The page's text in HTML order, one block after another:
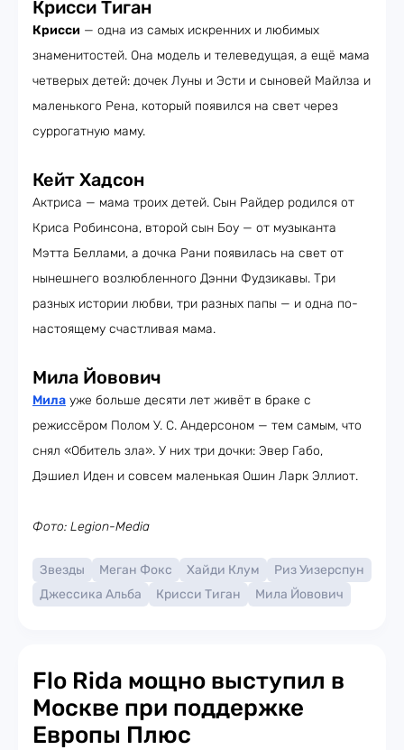
Крисси Тиган
Крисси — одна из самых искренних и любимых
знаменитостей. Она модель и телеведущая, а ещё мама
четверых детей: дочек Луны и Эсти и сыновей Майлза и
маленького Рена, который появился на свет через
суррогатную маму.
Кейт Хадсон
Актриса — мама троих детей. Сын Райдер родился от
Криса Робинсона, второй сын Боу — от музыканта
Мэтта Беллами, а дочка Рани появилась на свет от
нынешнего возлюбленного Дэнни Фудзикавы. Три
разных истории любви, три разных папы — и одна по-
настоящему счастливая мама.
Мила Йовович
Мила уже больше десяти лет живёт в браке с
режиссёром Полом У. С. Андерсоном — тем самым, что
снял «Обитель зла». У них три дочки: Эвер Габо,
Дэшиел Иден и совсем маленькая Ошин Ларк Эллиот.
Фото: Legion-Media
Звезды Меган Фокс Хайди Клум
Риз Уизерспун
Джессика Альба
Крисси Тиган Мила Йовович
Flo Rida мощно выступил в
Москве при поддержке
Европы Плюс